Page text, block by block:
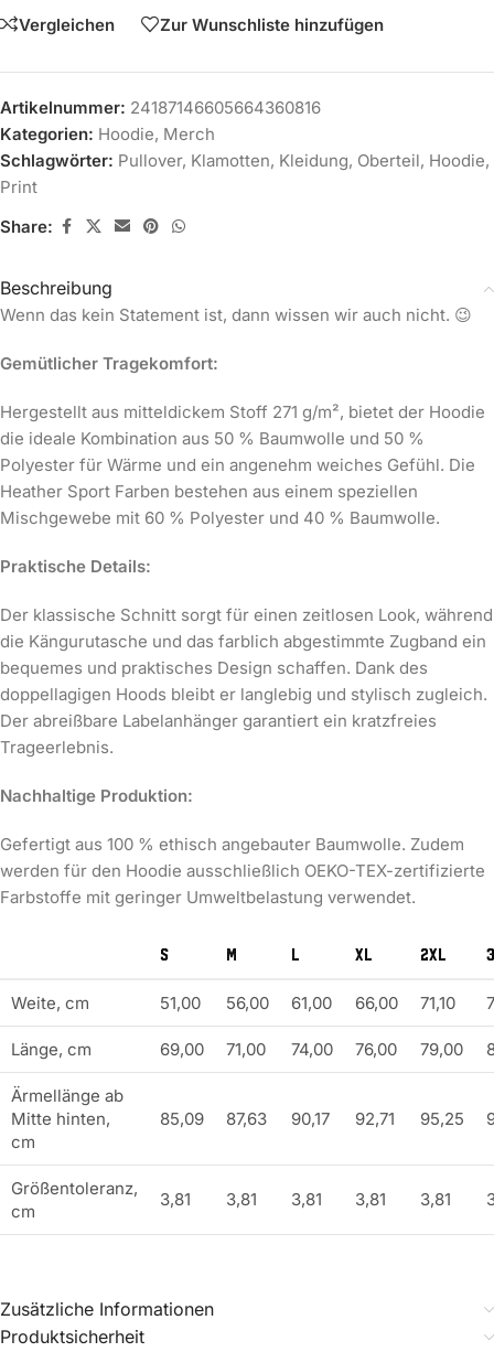
Vergleichen Zur Wunschliste hinzufügen
Artikelnummer: 24187146605664360816
Kategorien: Hoodie, Merch
Schlagwörter: Pullover, Klamotten, Kleidung, Oberteil, Hoodie,
Print
Share:
Beschreibung
Wenn das kein Statement ist, dann wissen wir auch nicht. 😉
Gemütlicher Tragekomfort:
Hergestellt aus mitteldickem Stoff 271 g/m², bietet der Hoodie
die ideale Kombination aus 50 % Baumwolle und 50 %
Polyester für Wärme und ein angenehm weiches Gefühl. Die
Heather Sport Farben bestehen aus einem speziellen
Mischgewebe mit 60 % Polyester und 40 % Baumwolle.
Praktische Details:
Der klassische Schnitt sorgt für einen zeitlosen Look, während
die Kängurutasche und das farblich abgestimmte Zugband ein
bequemes und praktisches Design schaffen. Dank des
doppellagigen Hoods bleibt er langlebig und stylisch zugleich.
Der abreißbare Labelanhänger garantiert ein kratzfreies
Trageerlebnis.
Nachhaltige Produktion:
Gefertigt aus 100 % ethisch angebauter Baumwolle. Zudem
werden für den Hoodie ausschließlich OEKO-TEX-zertifizierte
Farbstoffe mit geringer Umweltbelastung verwendet.
S M L XL 2XL
Weite, cm 51,00 56,00 61,00 66,00 71,10
Länge, cm 69,00 71,00 74,00 76,00 79,00
Ärmellänge ab
Mitte hinten,
cm
85,09 87,63 90,17 92,71 95,25
Größentoleranz,
cm
3,81 3,81 3,81 3,81 3,81
Zusätzliche Informationen
Produktsicherheit